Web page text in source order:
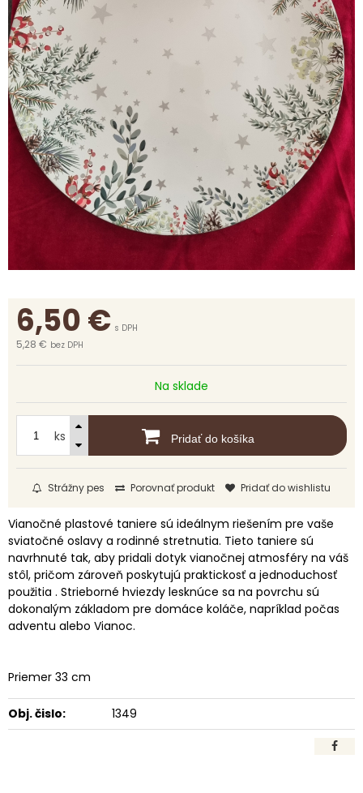
6,50€ s DPH
5,28 € bez DPH
Na sklade
ks Pridať do košíka
Strážny pes Porovnať produkt Pridať do wishlistu
Vianočné plastové taniere sú ideálnym riešením pre vaše
sviatočné oslavy a rodinné stretnutia. Tieto taniere sú
navrhnuté tak, aby pridali dotyk vianočnej atmosféry na váš
stôl, pričom zároveň poskytujú praktickosť a jednoduchosť
použitia . Strieborné hviezdy lesknúce sa na povrchu sú
dokonalým základom pre domáce koláče, napríklad počas
adventu alebo Vianoc.
Priemer 33 cm
Obj. čislo: 1349